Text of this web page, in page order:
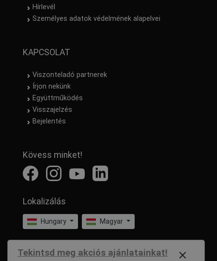
Tekintsd meg akciós ajánlatainkat! close
Hírlevél
Személyes adatok védelmének alapelvei
KAPCSOLAT
Viszonteladó partnerek
Írjon nekünk
Együttműködés
Visszajelzés
Bejelentés
Kövess minket!
Lokalizálás
Hungary Magyar